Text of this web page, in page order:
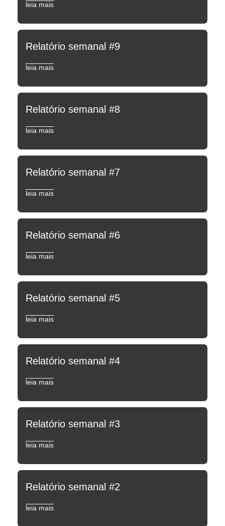
leia mais
Relatório semanal #9
leia mais
Relatório semanal #8
leia mais
Relatório semanal #7
leia mais
Relatório semanal #6
leia mais
Relatório semanal #5
leia mais
Relatório semanal #4
leia mais
Relatório semanal #3
leia mais
Relatório semanal #2
leia mais